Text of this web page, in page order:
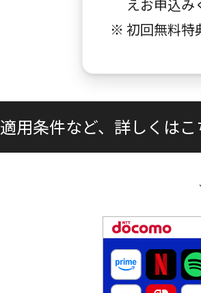
えお申込み
※ 初回無料特
適用条件など、詳しくはこ